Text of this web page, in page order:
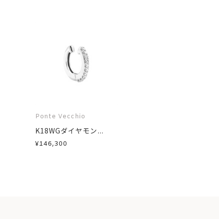
Ponte Vecchio
K18WGダイヤモン...
¥146,300